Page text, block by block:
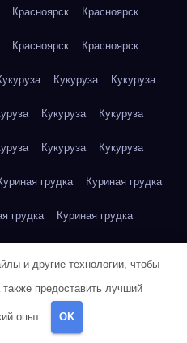
Красноярск Красноярск
Красноярск Красноярск
Кукуруза Кукуруза
Кукуруза Кукуруза
Кукуруза Кукуруза
грудка Куриная грудка
грудка Куриная грудка
грудка Куриная грудка
грудка Куриная грудка
и другие технологии, чтобы
предоставить лучший
опыт. OK